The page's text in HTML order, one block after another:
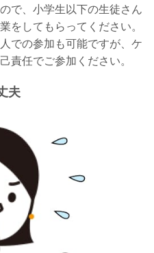
で、小学生以下の生徒さん
をしてもらってください。
での参加も可能ですが、ケ
責任でご参加ください。
夫